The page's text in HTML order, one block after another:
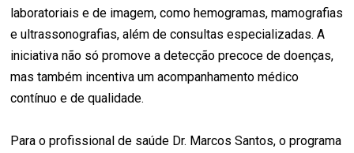
laboratoriais e de imagem, como hemogramas, mamografias
e ultrassonografias, além de consultas especializadas. A
iniciativa não só promove a detecção precoce de doenças,
mas também incentiva um acompanhamento médico
contínuo e de qualidade.
Para o profissional de saúde Dr. Marcos Santos, o programa